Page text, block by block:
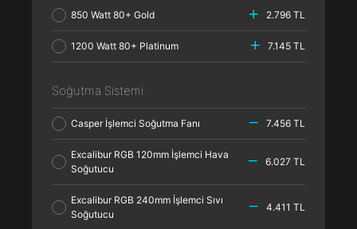
850 Watt 80+ Gold 2.796 TL
1200 Watt 80+ Platinum 7.145 TL
Soğutma Sistemi
Casper İşlemci Soğutma Fanı 7.456 TL
Excalibur RGB 120mm İşlemci Hava
Soğutucu
6.027 TL
Excalibur RGB 240mm İşlemci Sıvı
Soğutucu
4.411 TL